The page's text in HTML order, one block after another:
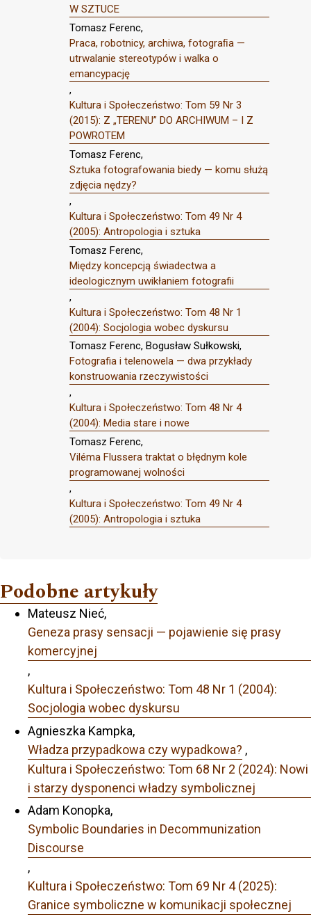
W SZTUCE
Tomasz Ferenc,
Praca, robotnicy, archiwa, fotograﬁa —
utrwalanie stereotypów i walka o
emancypację
,
Kultura i Społeczeństwo: Tom 59 Nr 3
(2015): Z „TERENU” DO ARCHIWUM – I Z
POWROTEM
Tomasz Ferenc,
Sztuka fotografowania biedy — komu służą
zdjęcia nędzy?
,
Kultura i Społeczeństwo: Tom 49 Nr 4
(2005): Antropologia i sztuka
Tomasz Ferenc,
Między koncepcją świadectwa a
ideologicznym uwikłaniem fotografii
,
Kultura i Społeczeństwo: Tom 48 Nr 1
(2004): Socjologia wobec dyskursu
Tomasz Ferenc, Bogusław Sułkowski,
Fotografia i telenowela — dwa przykłady
konstruowania rzeczywistości
,
Kultura i Społeczeństwo: Tom 48 Nr 4
(2004): Media stare i nowe
Tomasz Ferenc,
Viléma Flussera traktat o błędnym kole
programowanej wolności
,
Kultura i Społeczeństwo: Tom 49 Nr 4
(2005): Antropologia i sztuka
Podobne artykuły
Mateusz Nieć,
Geneza prasy sensacji — pojawienie się prasy
komercyjnej
,
Kultura i Społeczeństwo: Tom 48 Nr 1 (2004):
Socjologia wobec dyskursu
Agnieszka Kampka,
Władza przypadkowa czy wypadkowa? ,
Kultura i Społeczeństwo: Tom 68 Nr 2 (2024): Nowi
i starzy dysponenci władzy symbolicznej
Adam Konopka,
Symbolic Boundaries in Decommunization
Discourse
,
Kultura i Społeczeństwo: Tom 69 Nr 4 (2025):
Granice symboliczne w komunikacji społecznej